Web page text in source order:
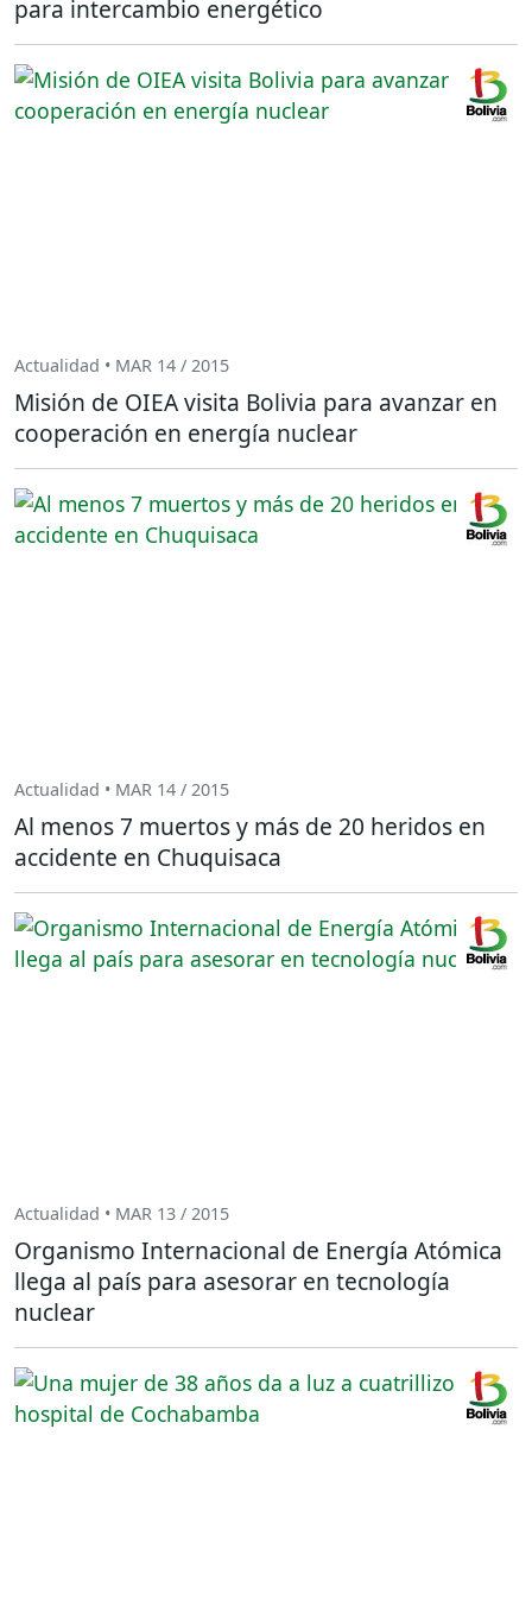
para intercambio energético
Actualidad • MAR 14 / 2015
Misión de OIEA visita Bolivia para avanzar en
cooperación en energía nuclear
Actualidad • MAR 14 / 2015
Al menos 7 muertos y más de 20 heridos en
accidente en Chuquisaca
Actualidad • MAR 13 / 2015
Organismo Internacional de Energía Atómica
llega al país para asesorar en tecnología
nuclear